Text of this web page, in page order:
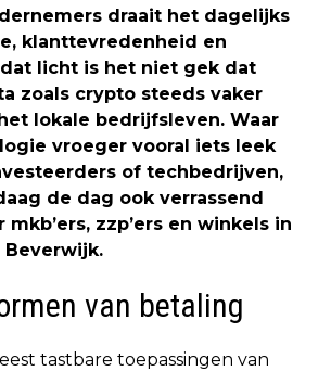
draait het dagelijks
klanttevredenheid en
licht is het niet gek dat
zoals crypto steeds vaker
lokale bedrijfsleven. Waar
vroeger vooral iets leek
of techbedrijven,
de dag ook verrassend
zzp’ers en winkels in
Beverwijk.
van betaling
tastbare toepassingen van